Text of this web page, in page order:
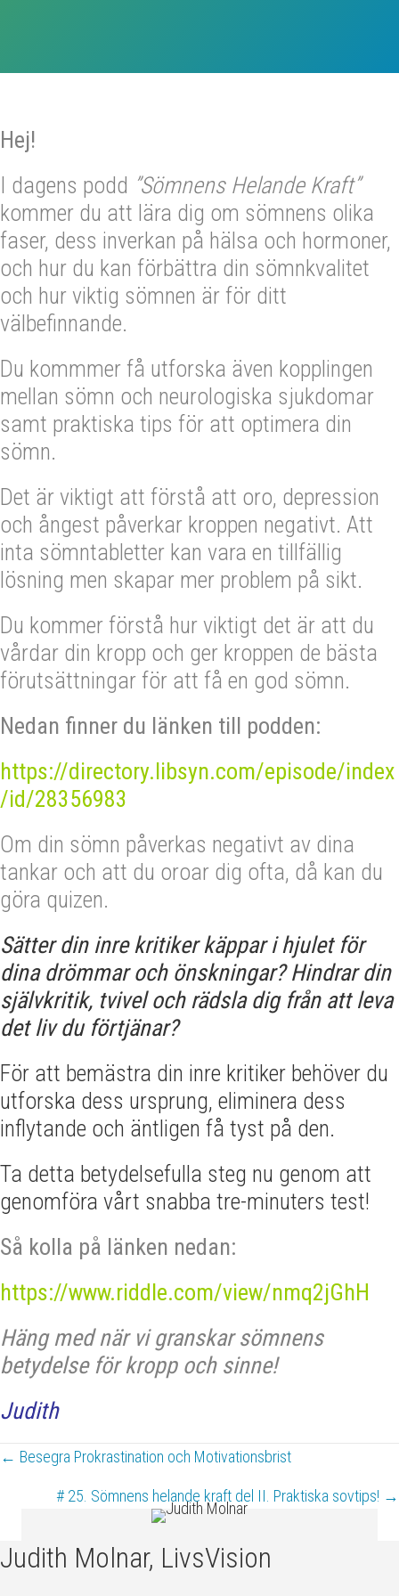
Hej!
I dagens podd ”Sömnens Helande Kraft”
kommer du att lära dig om sömnens olika
faser, dess inverkan på hälsa och hormoner,
och hur du kan förbättra din sömnkvalitet
och hur viktig sömnen är för ditt
välbefinnande.
Du kommmer få utforska även kopplingen
mellan sömn och neurologiska sjukdomar
samt praktiska tips för att optimera din
sömn.
Det är viktigt att förstå att oro, depression
och ångest påverkar kroppen negativt. Att
inta sömntabletter kan vara en tillfällig
lösning men skapar mer problem på sikt.
Du kommer förstå hur viktigt det är att du
vårdar din kropp och ger kroppen de bästa
förutsättningar för att få en god sömn.
Nedan finner du länken till podden:
https://directory.libsyn.com/episode/index
/id/28356983
Om din sömn påverkas negativt av dina
tankar och att du oroar dig ofta, då kan du
göra quizen.
Sätter din inre kritiker käppar i hjulet för
dina drömmar och önskningar? Hindrar din
självkritik, tvivel och rädsla dig från att leva
det liv du förtjänar?
För att bemästra din inre kritiker behöver du
utforska dess ursprung, eliminera dess
inflytande och äntligen få tyst på den.
Ta detta betydelsefulla steg nu genom att
genomföra vårt snabba tre-minuters test!
Så kolla på länken nedan:
https://www.riddle.com/view/nmq2jGhH
Häng med när vi granskar sömnens
betydelse för kropp och sinne!
Judith
Posts
navigation
← Besegra Prokrastination och Motivationsbrist
# 25. Sömnens helande kraft del II. Praktiska sovtips! →
Judith Molnar, LivsVision